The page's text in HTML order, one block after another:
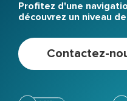
Profitez d'une
découvrez un niveau
Contactez-